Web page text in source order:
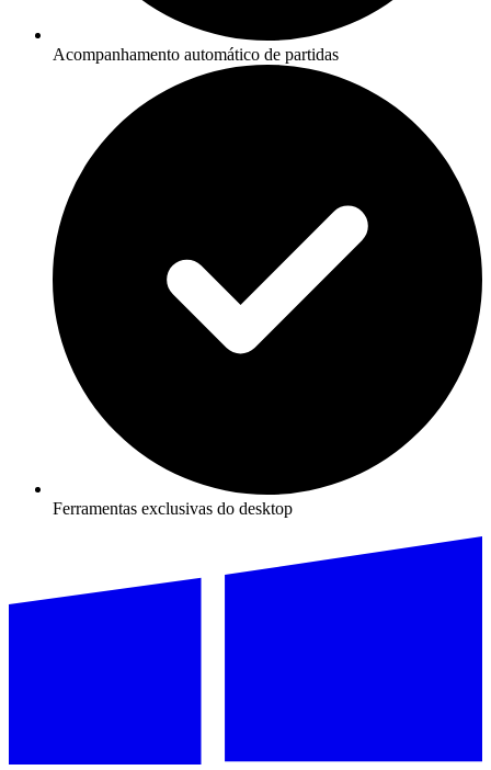
Acompanhamento automático de partidas
Ferramentas exclusivas do desktop